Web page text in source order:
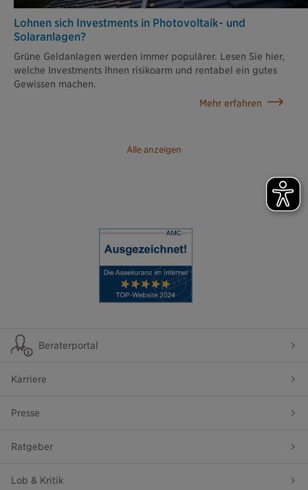
Alle anzeigen
Lohnen sich Investments in Photovoltaik- und
Solaranlagen?
Grüne Geldanlagen werden immer populärer. Lesen Sie hier,
welche Investments Ihnen risikoarm und rentabel ein gutes
Gewissen machen.
Mehr erfahren
Beraterportal
Karriere
Presse
Ratgeber
Lob & Kritik